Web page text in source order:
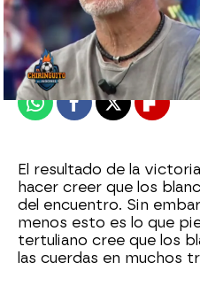
El Chiringuito
Madrid
Publicado:29 de agosto
WhatsappFacebook
X
El resultado de la
hacer creer que los
del encuentro. Sin
menos esto es lo que
tertuliano cree que los
las cuerdas en muchos